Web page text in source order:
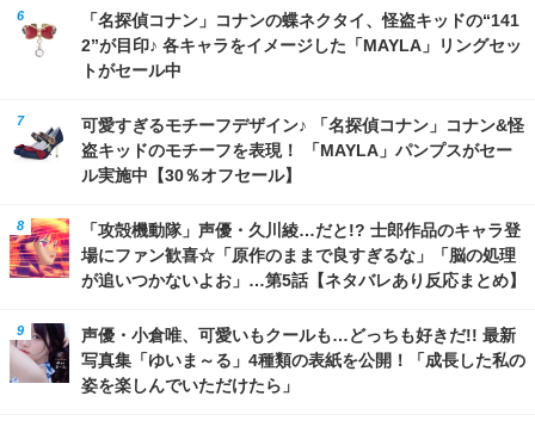
「名探偵コナン」コナンの蝶ネクタイ、怪盗キッドの“141
2”が目印♪ 各キャラをイメージした「MAYLA」リングセッ
トがセール中
可愛すぎるモチーフデザイン♪ 「名探偵コナン」コナン&怪
盗キッドのモチーフを表現！ 「MAYLA」パンプスがセー
ル実施中【30％オフセール】
「攻殻機動隊」声優・久川綾…だと!? 士郎作品のキャラ登
場にファン歓喜☆「原作のままで良すぎるな」「脳の処理
が追いつかないよお」…第5話【ネタバレあり反応まとめ】
声優・小倉唯、可愛いもクールも…どっちも好きだ!! 最新
写真集「ゆいま～る」4種類の表紙を公開！「成長した私の
姿を楽しんでいただけたら」